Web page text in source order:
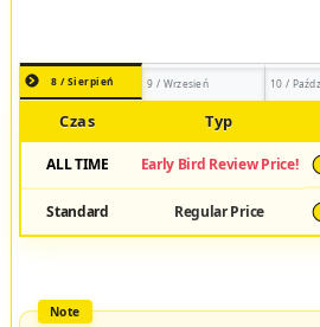
8 / Sierpień 9 / Wrzesień 10 /
Czas Typ
ALL TIME Early Bird Review Price!
Standard Regular Price